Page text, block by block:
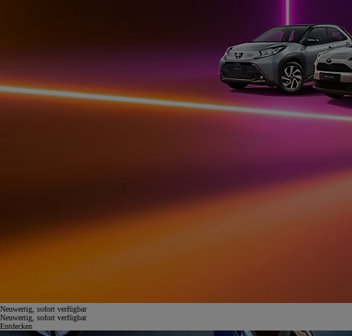
Neuwertig, sofort verfügbar
Neuwertig, sofort verfügbar
Entdecken